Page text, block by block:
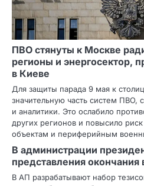
ПВО стянуты к Москве
регионы и энергосектор,
в Киеве
Для защиты парада 9 мая к
значительную часть систем ПВО,
и аналитики. Это ослабило
других регионов и повысило
объектам и периферийным
В администрации
представления
В АП разрабатывают набор